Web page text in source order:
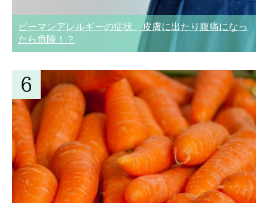
ピーマンアレルギーの症状、皮膚に出たり腹痛になっ
たら危険！？